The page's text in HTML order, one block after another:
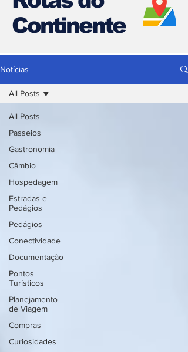
Continente
Notícias
All Posts
Passeios
Gastronomia
Câmbio
Hospedagem
Estradas e
Pedágios
Pedágios
Conectividade
Documentação
Pontos
Turísticos
Planejamento
de Viagem
Compras
Curiosidades
All Posts